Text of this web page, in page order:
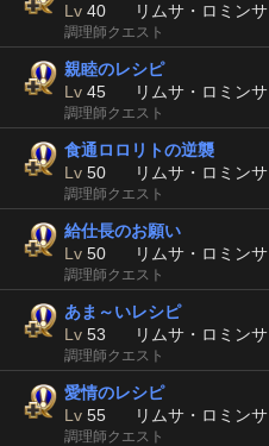
Lv 40 リムサ・ロミンサ
調理師クエスト
親睦のレシピ
Lv 45 リムサ・ロミンサ
調理師クエスト
食通ロロリトの逆襲
Lv 50 リムサ・ロミンサ
調理師クエスト
給仕長のお願い
Lv 50 リムサ・ロミンサ
調理師クエスト
あま～いレシピ
Lv 53 リムサ・ロミンサ
調理師クエスト
愛情のレシピ
Lv 55 リムサ・ロミンサ
調理師クエスト